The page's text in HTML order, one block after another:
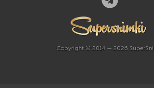
Copyright © 2014 — 2026